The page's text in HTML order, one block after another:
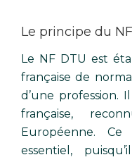
Le principe du
Le NF DTU est
française de
d’une profession.
française,
Européenne.
essentiel,